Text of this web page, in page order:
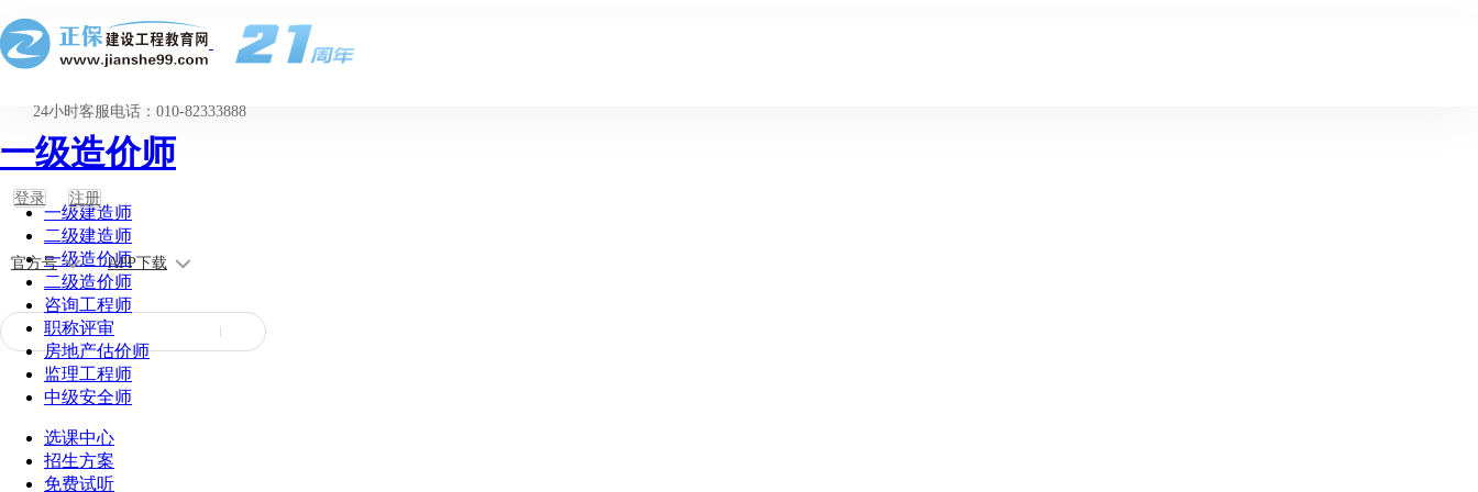
24小时客服电话：010-82333888
登录 注册
官方号 APP下载
一级造价师
一级建造师
二级建造师
一级造价师
二级造价师
咨询工程师
职称评审
房地产估价师
监理工程师
中级安全师
选课中心
招生方案
免费试听